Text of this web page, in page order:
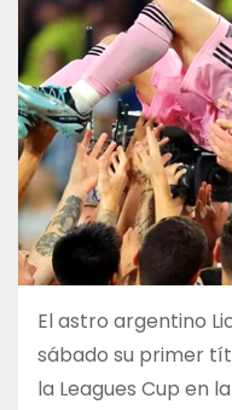
El astro argentino
sábado su primer
la Leagues Cup en